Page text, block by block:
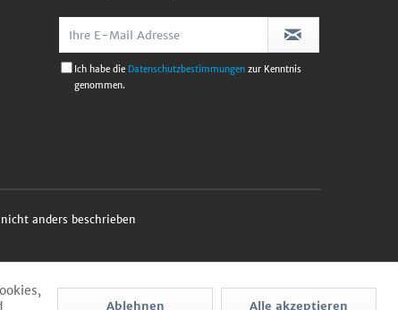
Ich habe die Datenschutzbestimmungen zur Kenntnis
genommen.
anders beschrieben
Ablehnen Alle akzeptieren